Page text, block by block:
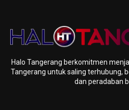
Halo Tangerang berkomitmen
Tangerang untuk saling terhubung,
dan peradaban